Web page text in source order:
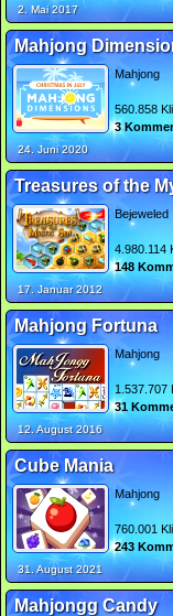
2. Mai 2017
Mahjong
560.858
3
24. Juni 2020
Bejeweled
4.980.114
148
17. Januar 2012
Mahjong Fortuna
Mahjong
1.537.707
31
12. August 2016
Cube Mania
Mahjong
760.001
243
31. August 2021
Mahjongg Candy